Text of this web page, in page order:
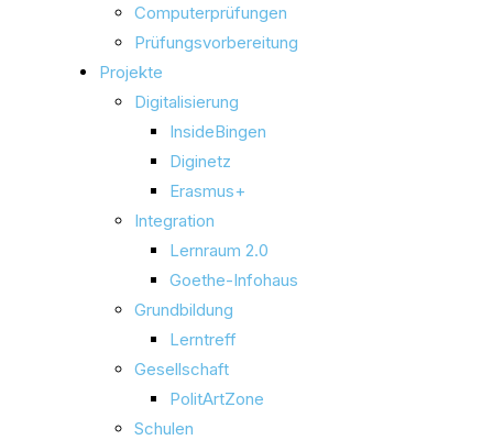
Computerprüfungen
Prüfungsvorbereitung
Projekte
Digitalisierung
InsideBingen
Diginetz
Erasmus+
Integration
Lernraum 2.0
Goethe-Infohaus
Grundbildung
Lerntreff
Gesellschaft
PolitArtZone
Schulen